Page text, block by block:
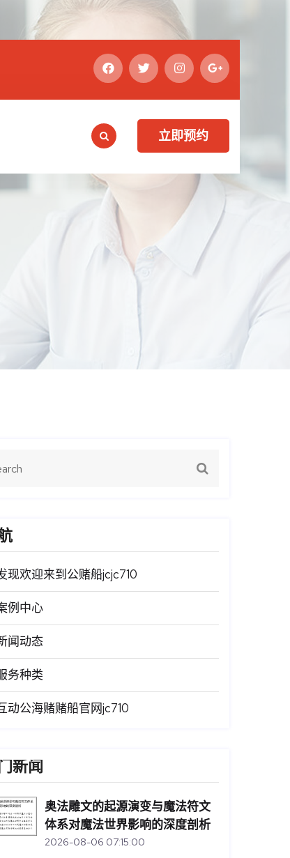
立即预约
现欢迎来到公赌船jcjc710
例中心
闻动态
务种类
动公海赌赌船官网jc710
新闻
奥法雕文的起源演变与魔法符文
体系对魔法世界影响的深度剖析
2026-08-06 07:15:00